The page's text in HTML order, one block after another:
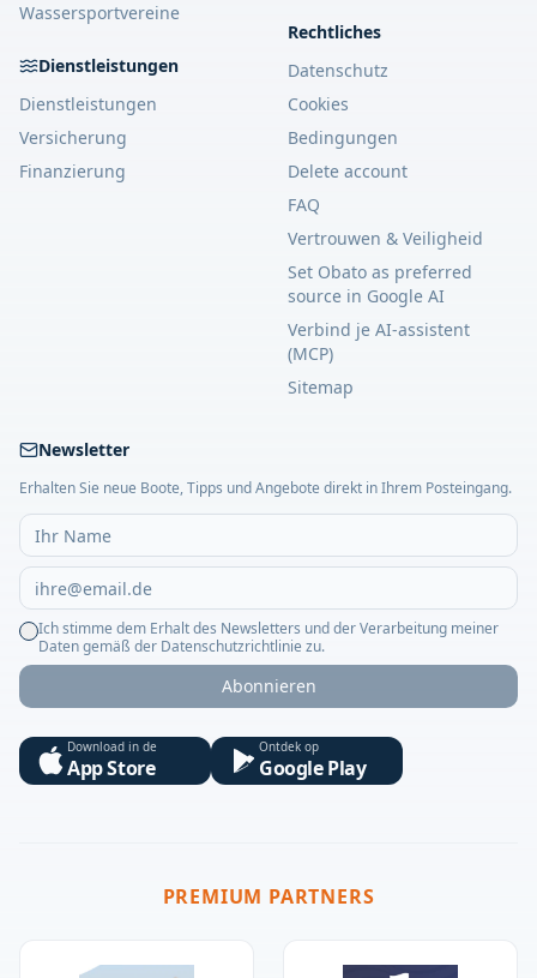
Wassersportvereine
Dienstleistungen
Dienstleistungen
Versicherung
Finanzierung
Rechtliches
Datenschutz
Cookies
Bedingungen
Delete account
FAQ
Vertrouwen & Veiligheid
Set Obato as preferred
source in Google AI
Verbind je AI-assistent
(MCP)
Sitemap
Newsletter
Erhalten Sie neue Boote, Tipps und Angebote direkt in Ihrem Posteingang.
Ich stimme dem Erhalt des Newsletters und der Verarbeitung meiner
Daten gemäß der Datenschutzrichtlinie zu.
Abonnieren
Download in de
App Store
Ontdek op
Google Play
PREMIUM PARTNERS